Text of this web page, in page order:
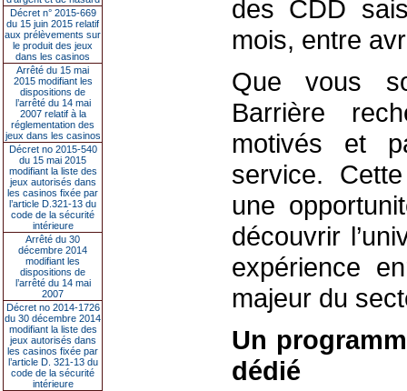
Décret n° 2015-669
du 15 juin 2015 relatif
aux prélèvements sur
le produit des jeux
dans les casinos
Arrêté du 15 mai
2015 modifiant les
dispositions de
l’arrêté du 14 mai
2007 relatif à la
réglementation des
jeux dans les casinos
Décret no 2015-540
du 15 mai 2015
modifiant la liste des
jeux autorisés dans
les casinos fixée par
l’article D.321-13 du
code de la sécurité
intérieure
Arrêté du 30
décembre 2014
modifiant les
dispositions de
l’arrêté du 14 mai
2007
Décret no 2014-1726
du 30 décembre 2014
modifiant la liste des
jeux autorisés dans
les casinos fixée par
l’article D. 321-13 du
code de la sécurité
intérieure
des CDD
mois, entre
Que vous
Barrière
motivés et
service.
une
découvrir
expérience
majeur du
Un
dédié